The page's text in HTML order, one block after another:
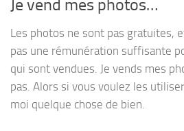
Je vend mes photos…
Les photos ne sont pas gratuites,
pas une rémunération suffisante
qui sont vendues. Je vends mes
pas. Alors si vous voulez les
moi quelque chose de bien.